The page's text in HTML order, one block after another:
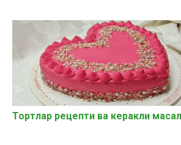
Тортлар рецепти ва керакли